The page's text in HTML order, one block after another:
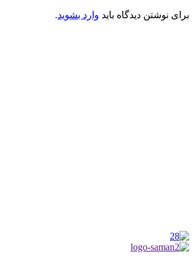
برای نوشتن دیدگاه باید وارد بشوید.